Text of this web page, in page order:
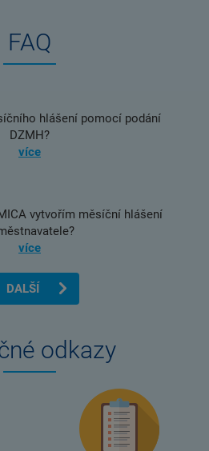
FAQ
hlášení pomocí podání
DZMH?
více
vytvořím měsíční hlášení
více
DALŠÍ
odkazy